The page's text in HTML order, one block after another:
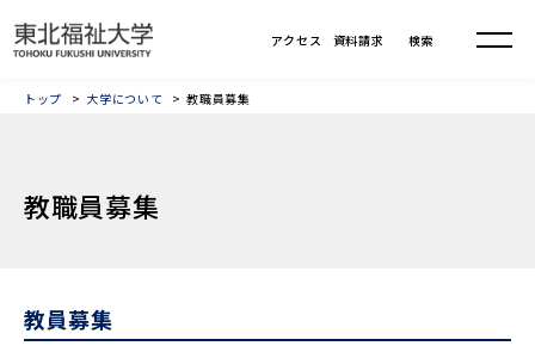
トップ 大学について 教職員募集
教職員募集
教員募集